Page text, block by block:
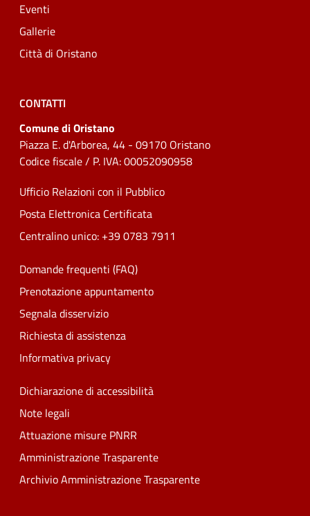
Eventi
Gallerie
Città di Oristano
CONTATTI
Comune di Oristano
Piazza E. d'Arborea, 44 - 09170 Oristano
Codice fiscale / P. IVA: 00052090958
Ufficio Relazioni con il Pubblico
Posta Elettronica Certificata
Centralino unico: +39 0783 7911
Domande frequenti (FAQ)
Prenotazione appuntamento
Segnala disservizio
Richiesta di assistenza
Informativa privacy
Dichiarazione di accessibilità
Note legali
Attuazione misure PNRR
Amministrazione Trasparente
Archivio Amministrazione Trasparente